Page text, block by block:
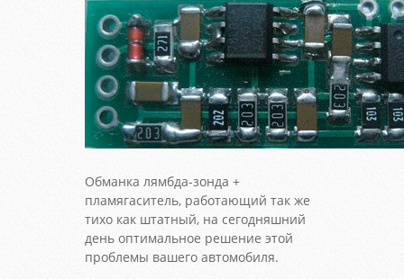
Обманка лямбда-зонда +
пламягаситель, работающий так же
тихо как штатный, на сегодняшний
день оптимальное решение этой
проблемы вашего автомобиля.